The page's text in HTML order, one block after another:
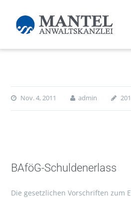
Nov. 4, 2011 admin
BAföG-Schuldenerlass
Die gesetzlichen Vorschriften zum